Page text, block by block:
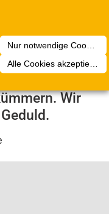
Nur notwendige Cookies akzeptieren
Alle Cookies akzeptieren
Fehler
Team wird
Wir